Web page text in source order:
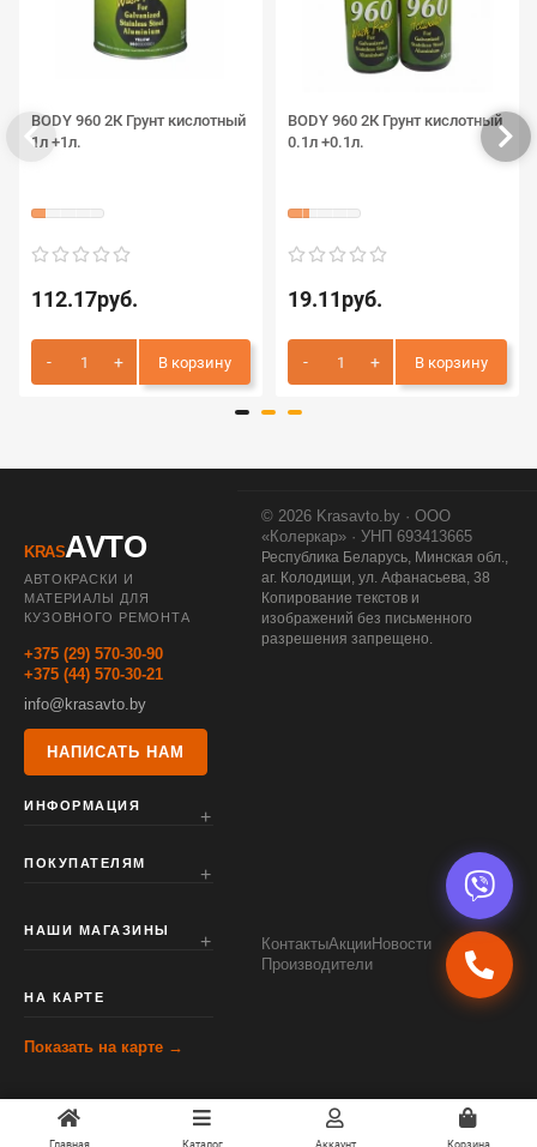
BODY 960 2К Грунт кислотный
1л +1л.
112.17руб.
В корзину
BODY 960 2К Грунт кислотный
0.1л +0.1л.
19.11руб.
В корзину
KRASAVTO
АВТОКРАСКИ И
МАТЕРИАЛЫ ДЛЯ
КУЗОВНОГО РЕМОНТА
+375 (29) 570-30-90
+375 (44) 570-30-21
info@krasavto.by
НАПИСАТЬ НАМ
ИНФОРМАЦИЯ
ПОКУПАТЕЛЯМ
НАШИ МАГАЗИНЫ
НА КАРТЕ
Показать на карте →
© 2026 Krasavto.by · ООО
«Колеркар» · УНП 693413665
Республика Беларусь, Минская обл.,
аг. Колодищи, ул. Афанасьева, 38
Копирование текстов и
изображений без письменного
разрешения запрещено.
КонтактыАкцииНовости
Производители
Главная Каталог Аккаунт Корзина